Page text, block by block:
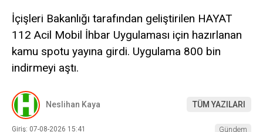
İçişleri Bakanlığı tarafından geliştirilen HAYAT
112 Acil Mobil İhbar Uygulaması için hazırlanan
kamu spotu yayına girdi. Uygulama 800 bin
indirmeyi aştı.
Neslihan Kaya TÜM YAZILARI
Giriş: 07-08-2026 15:41 Gündem